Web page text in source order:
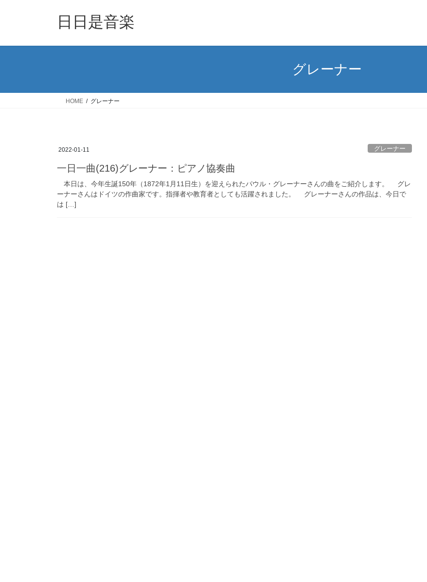
日日是音楽
グレーナー
HOME グレーナー
2022-01-11 グレーナー
一日一曲(216)グレーナー：ピアノ協奏曲
本日は、今年生誕150年（1872年1月11日生）を迎えられたパウル・グレーナーさんの曲をご紹介します。 グレ
ーナーさんはドイツの作曲家です。指揮者や教育者としても活躍されました。 グレーナーさんの作品は、今日で
は […]